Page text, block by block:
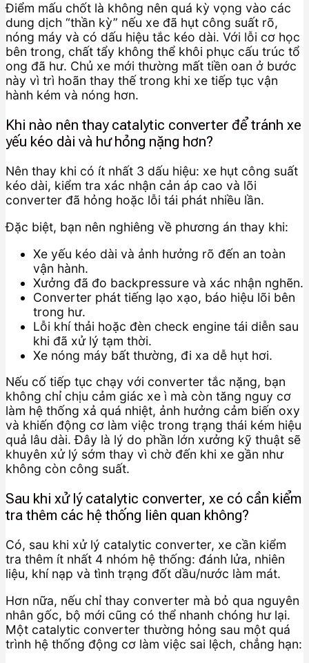
Điểm mấu chốt là không nên quá kỳ vọng vào các
dung dịch “thần kỳ” nếu xe đã hụt công suất rõ,
nóng máy và có dấu hiệu tắc kéo dài. Với lỗi cơ học
bên trong, chất tẩy không thể khôi phục cấu trúc tổ
ong đã hư. Chủ xe mới thường mất tiền oan ở bước
này vì trì hoãn thay thế trong khi xe tiếp tục vận
hành kém và nóng hơn.
Khi nào nên thay catalytic converter để tránh xe
yếu kéo dài và hư hỏng nặng hơn?
Nên thay khi có ít nhất 3 dấu hiệu: xe hụt công suất
kéo dài, kiểm tra xác nhận cản áp cao và lõi
converter đã hỏng hoặc lỗi tái phát nhiều lần.
Đặc biệt, bạn nên nghiêng về phương án thay khi:
Xe yếu kéo dài và ảnh hưởng rõ đến an toàn
vận hành.
Xưởng đã đo backpressure và xác nhận nghẽn.
Converter phát tiếng lạo xạo, báo hiệu lõi bên
trong hư.
Lỗi khí thải hoặc đèn check engine tái diễn sau
khi đã xử lý tạm thời.
Xe nóng máy bất thường, đi xa dễ hụt hơi.
Nếu cố tiếp tục chạy với converter tắc nặng, bạn
không chỉ chịu cảm giác xe ì mà còn tăng nguy cơ
làm hệ thống xả quá nhiệt, ảnh hưởng cảm biến oxy
và khiến động cơ làm việc trong trạng thái kém hiệu
quả lâu dài. Đây là lý do phần lớn xưởng kỹ thuật sẽ
khuyên xử lý sớm thay vì chờ đến khi xe gần như
không còn công suất.
Sau khi xử lý catalytic converter, xe có cần kiểm
tra thêm các hệ thống liên quan không?
Có, sau khi xử lý catalytic converter, xe cần kiểm
tra thêm ít nhất 4 nhóm hệ thống: đánh lửa, nhiên
liệu, khí nạp và tình trạng đốt dầu/nước làm mát.
Hơn nữa, nếu chỉ thay converter mà bỏ qua nguyên
nhân gốc, bộ mới cũng có thể nhanh chóng hư lại.
Một catalytic converter thường hỏng sau một quá
trình hệ thống động cơ làm việc sai lệch, chẳng hạn: